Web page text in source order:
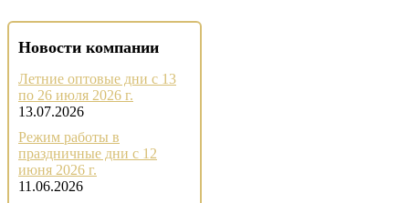
Новости компании
Летние оптовые дни с 13
по 26 июля 2026 г.
13.07.2026
Режим работы в
праздничные дни с 12
июня 2026 г.
11.06.2026